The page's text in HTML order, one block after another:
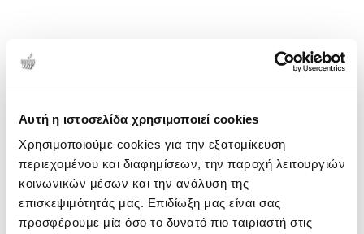
Αυτή η ιστοσελίδα χρησιμοποιεί cookies
Χρησιμοποιούμε cookies για την εξατομίκευση
περιεχομένου και διαφημίσεων, την παροχή λειτουργιών
κοινωνικών μέσων και την ανάλυση της
επισκεψιμότητάς μας. Επιδίωξη μας είναι σας
προσφέρουμε μία όσο το δυνατό πιο ταιριαστή στις